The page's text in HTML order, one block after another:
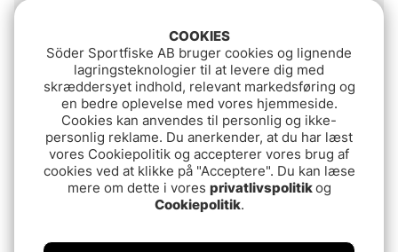
Vurdering:(3)4.7 ud af 5 stjerner
Shimano 22 SLX 150/151
639 DKK
Vurdering:(6)5.0 ud af 5
Daiwa PR
359 DKK
COOKIES
Söder Sportfiske AB bruger cookies og lignende
lagringsteknologier til at levere dig med
skræddersyet indhold, relevant markedsføring og
en bedre oplevelse med vores hjemmeside.
Cookies kan anvendes til personlig og ikke-
personlig reklame. Du anerkender, at du har læst
vores Cookiepolitik og accepterer vores brug af
cookies ved at klikke på "Acceptere". Du kan læse
mere om dette i vores privatlivspolitikog
Cookiepolitik.